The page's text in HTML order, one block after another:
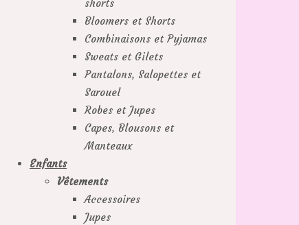
shorts
Bloomers et Shorts
Combinaisons et Pyjamas
Sweats et Gilets
Pantalons, Salopettes et
Sarouel
Robes et Jupes
Capes, Blousons et
Manteaux
Enfants
Vêtements
Accessoires
Jupes